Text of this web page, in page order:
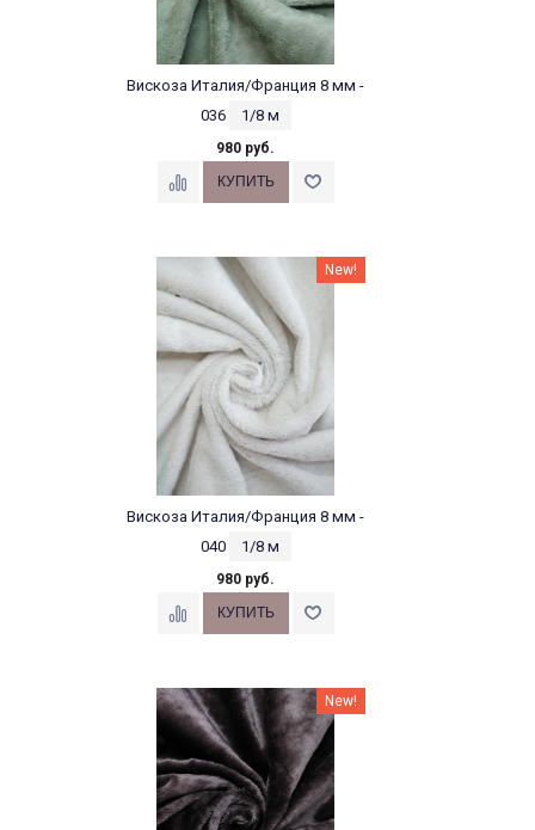
Вискоза Италия/Франция 8 мм -
036
1/8 м
980 руб.
New!
Вискоза Италия/Франция 8 мм -
040
1/8 м
980 руб.
New!